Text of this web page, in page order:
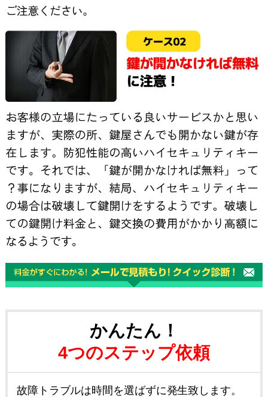
かんたん！
4つのステップ依頼
故障トラブルは時間を選ばずに発生致します。